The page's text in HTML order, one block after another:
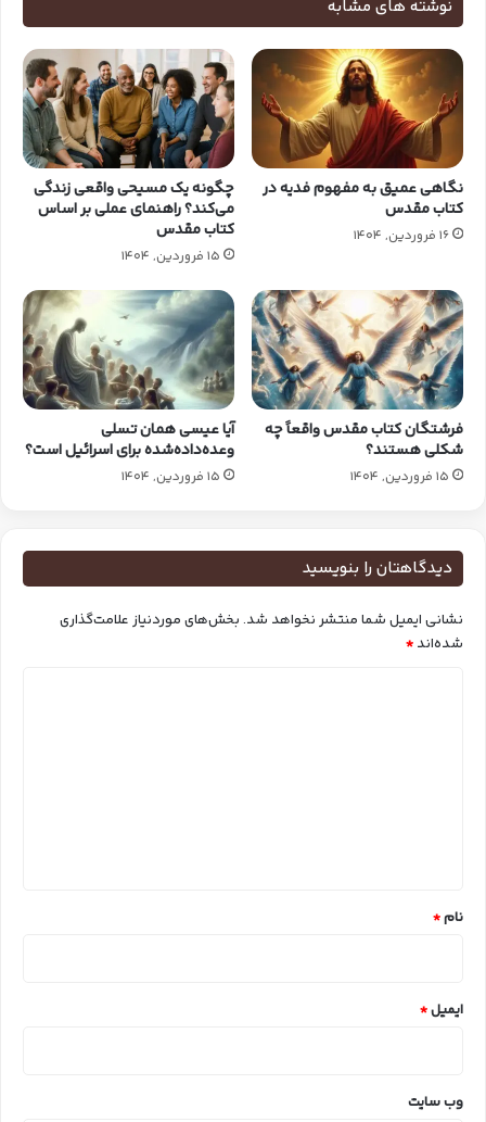
نوشته های مشابه
نگاهی عمیق به مفهوم فدیه در
کتاب مقدس
16 فروردین, 1404
چگونه یک مسیحی واقعی زندگی
می‌کند؟ راهنمای عملی بر اساس
کتاب مقدس
15 فروردین, 1404
فرشتگان کتاب‌ مقدس واقعاً چه
شکلی هستند؟
15 فروردین, 1404
آیا عیسی همان تسلی
وعده‌داده‌شده برای اسرائیل است؟
15 فروردین, 1404
دیدگاهتان را بنویسید
نشانی ایمیل شما منتشر نخواهد شد. بخش‌های موردنیاز علامت‌گذاری
شده‌اند *
نام*
ایمیل*
وب‌ سایت